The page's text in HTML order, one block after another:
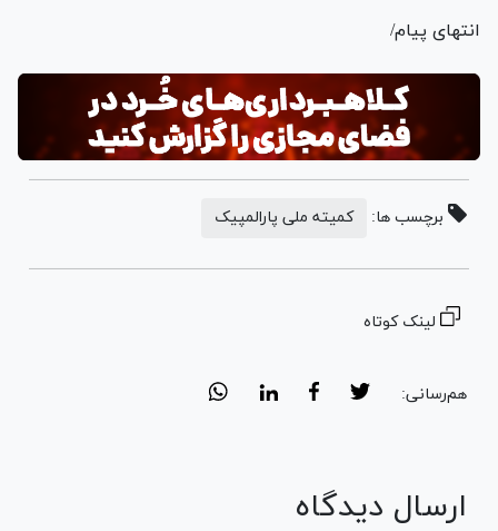
انتهای پیام/
برچسب ها: کمیته ملی پارالمپیک
لینک کوتاه
هم‌رسانی:
ارسال دیدگاه